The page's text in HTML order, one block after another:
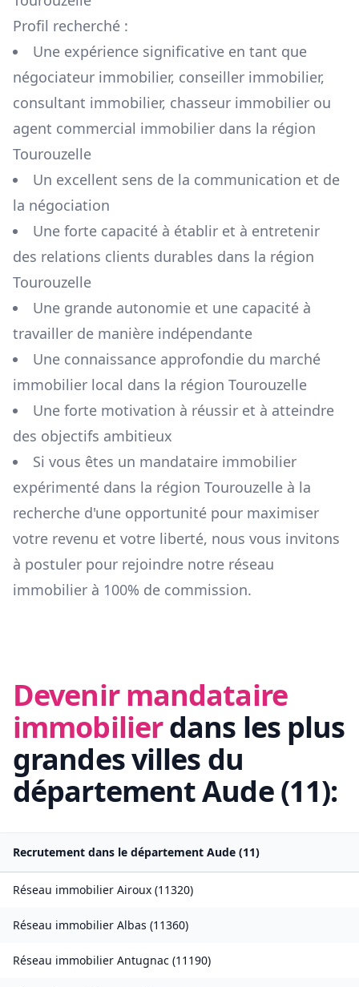
Profil recherché :
Une expérience significative en tant que
négociateur immobilier, conseiller immobilier,
consultant immobilier, chasseur immobilier ou
agent commercial immobilier dans la région
Tourouzelle
Un excellent sens de la communication et de
la négociation
Une forte capacité à établir et à entretenir
des relations clients durables dans la région
Tourouzelle
Une grande autonomie et une capacité à
travailler de manière indépendante
Une connaissance approfondie du marché
immobilier local dans la région Tourouzelle
Une forte motivation à réussir et à atteindre
des objectifs ambitieux
Si vous êtes un mandataire immobilier
expérimenté dans la région Tourouzelle à la
recherche d'une opportunité pour maximiser
votre revenu et votre liberté, nous vous invitons
à postuler pour rejoindre notre réseau
immobilier à 100% de commission.
Devenir mandataire
immobilierdans les plus
grandes villes du
départementAude(11):
Recrutement dans le département Aude (11)
Réseau immobilier Airoux (11320)
Réseau immobilier Albas (11360)
Réseau immobilier Antugnac (11190)